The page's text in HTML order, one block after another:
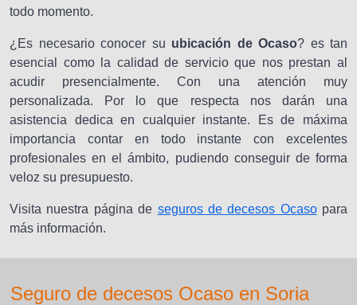
todo momento.
¿Es necesario conocer su ubicación de Ocaso? es tan
esencial como la calidad de servicio que nos prestan al
acudir presencialmente. Con una atención muy
personalizada. Por lo que respecta nos darán una
asistencia dedica en cualquier instante. Es de máxima
importancia contar en todo instante con excelentes
profesionales en el ámbito, pudiendo conseguir de forma
veloz su presupuesto.
Visita nuestra página de seguros de decesos Ocasopara
más información.
Seguro de decesos Ocaso en Soria